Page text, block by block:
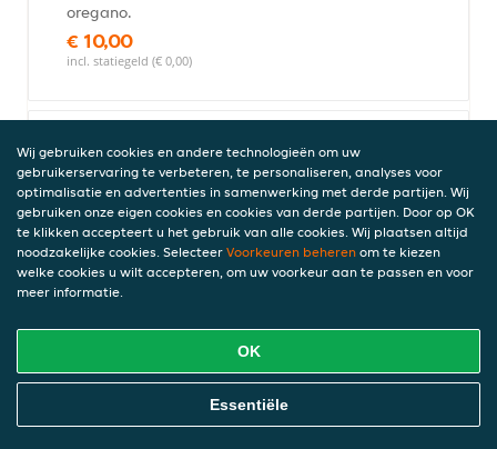
oregano.
€ 10,00
incl. statiegeld (€ 0,00)
Hawai (25cm)
Tomatensaus, ham, kaas en ananas.
€ 10,00
incl. statiegeld (€ 0,00)
Ansjovis (25cm)
Tomatensaus, kaas, ansjovis, olijven en
oregano.
incl. statiegeld (€ 0,00)
Online Eten Bestellen
Wij gebruiken cookies en andere technologieën om uw
gebruikerservaring te verbeteren, te personaliseren, analyses voor
optimalisatie en advertenties in samenwerking met derde partijen. Wij
gebruiken onze eigen cookies en cookies van derde partijen. Door op OK
te klikken accepteert u het gebruik van alle cookies. Wij plaatsen altijd
noodzakelijke cookies. Selecteer Voorkeuren beheren om te kiezen
welke cookies u wilt accepteren, om uw voorkeur aan te passen en voor
meer informatie.
OK
Essentiële